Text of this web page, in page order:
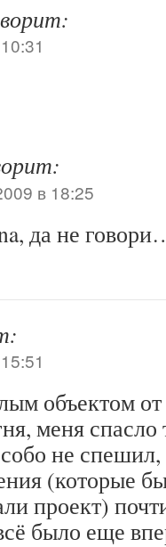
в 18:25
да не
объектом от
меня спасло
не спешил,
(которые
проект)
было еще